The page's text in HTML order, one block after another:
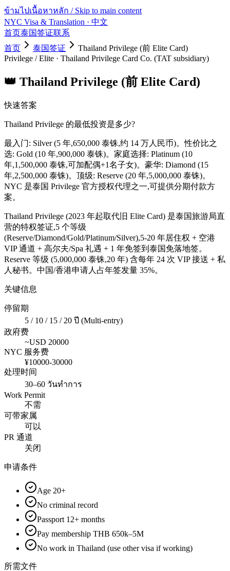
ข้ามไปเนื้อหาหลัก / Skip to main content
NYC Visa & Translation · 中文
首页泰国签证联系
首页
泰国签证
Thailand Privilege (前 Elite Card)
Privilege / Elite · Thailand Privilege Card Co. (TAT subsidiary)
👑 Thailand Privilege (前 Elite Card)
快速答案
Thailand Privilege 的最低投资是多少?
最入门: Silver (5 年,650,000 泰铢,约 14 万人民币)。性价比之
选: Gold (10 年,900,000 泰铢)。家庭选择: Platinum (10
年,1,500,000 泰铢,可加配偶+1名子女)。豪华: Diamond (15
年,2,500,000 泰铢)。顶级: Reserve (20 年,5,000,000 泰铢)。
NYC 是泰国 Privilege 官方授权代理之一,可提供分期付款方
案。
Thailand Privilege (2023 年起取代旧 Elite Card) 是泰国旅游局直
营的特权签证,5 个等级
(Reserve/Diamond/Gold/Platinum/Silver),5-20 年居住权 + 空港
VIP 通道 + 高尔夫/Spa 礼遇 + 1 年免签到泰国免落地签。
Reserve 等级 (5,000,000 泰铢,20 年) 含每年 24 次 VIP 接送 + 私
人秘书。中国/香港申请人占年签发量 35%。
关键信息
停留期
5 / 10 / 15 / 20 ปี (Multi-entry)
政府费
~USD 20000
NYC 服务费
¥10000-30000
处理时间
30–60 วันทำการ
Work Permit
不需
可带家属
可以
PR 通道
关闭
申请条件
Age 20+
No criminal record
Passport 12+ months
Pay membership THB 650k–5M
No work in Thailand (use other visa if working)
所需文件